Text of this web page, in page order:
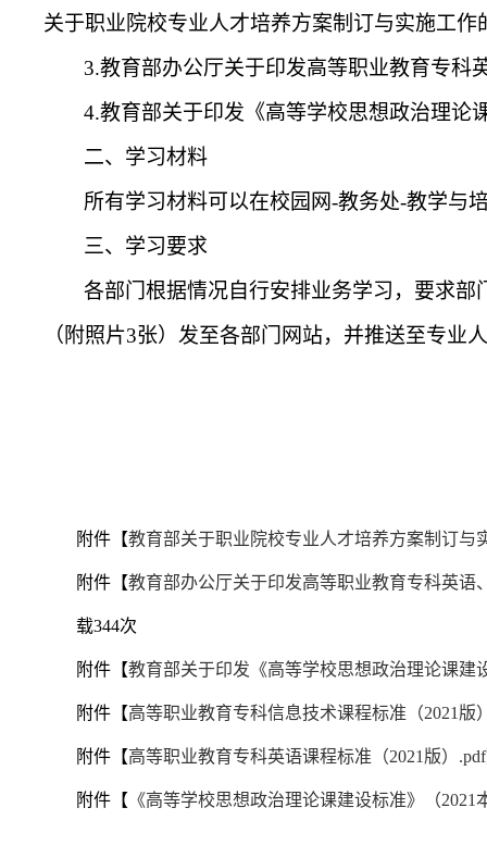
关于职业院校专业人才培养方案制订与实施工作
3.教育部办公厅关于印发高等职业教育专科
4.教育部关于印发《高等学校思想政治理论
二、学习材料
所有学习材料可以在校园网-教务处-教学与
三、学习要求
各部门根据情况自行安排业务学习，要求
（附照片3张）发至各部门网站，并推送至专业
附件【教育部关于职业院校专业人才培养方案制订与
附件【教育部办公厅关于印发高等职业教育专科英语
载344次
附件【教育部关于印发《高等学校思想政治理论课建
附件【高等职业教育专科信息技术课程标准（2021版
附件【高等职业教育专科英语课程标准（2021版）.pdf
附件【 《高等学校思想政治理论课建设标准》（2021